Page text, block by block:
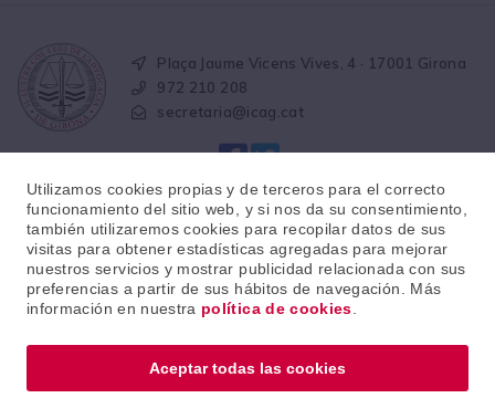
Plaça Jaume Vicens Vives, 4 · 17001 Girona
972 210 208
secretaria@icag.cat
© 2026 · Il·lustre col·legi de l'advocacia de Girona
Aviso legal
Canal de denúncias éticas
Utilizamos cookies propias y de terceros para el correcto
funcionamiento del sitio web, y si nos da su consentimiento,
también utilizaremos cookies para recopilar datos de sus
visitas para obtener estadísticas agregadas para mejorar
nuestros servicios y mostrar publicidad relacionada con sus
preferencias a partir de sus hábitos de navegación. Más
información en nuestra política de cookies
Aceptar todas las cookies